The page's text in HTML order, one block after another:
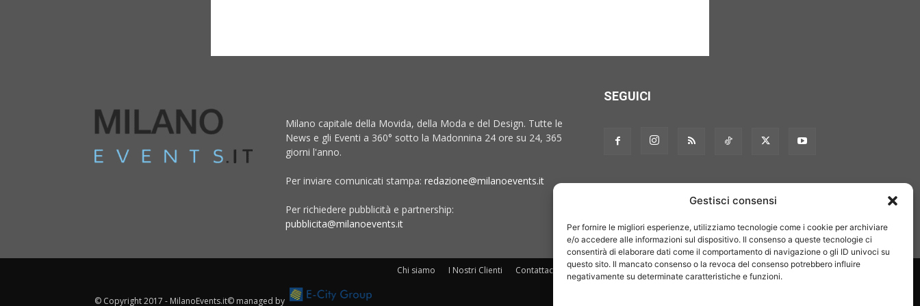
Gestisci consensi
Per fornire le migliori esperienze, utilizziamo tecnologie come i cookie per archiviare
e/o accedere alle informazioni sul dispositivo. Il consenso a queste tecnologie ci
consentirà di elaborare dati come il comportamento di navigazione o gli ID univoci su
questo sito. Il mancato consenso o la revoca del consenso potrebbero influire
negativamente su determinate caratteristiche e funzioni.
Milano capitale della Movida, della Moda e del Design. Tutte le
News e gli Eventi a 360° sotto la Madonnina 24 ore su 24, 365
giorni l'anno.
Per inviare comunicati stampa: redazione@milanoevents.it
Per richiedere pubblicità e partnership:
pubblicita@milanoevents.it
SEGUICI
Chi siamo I Nostri Clienti Contattaci Collabora con noi Pubblicità Privacy policy Linee editoriali
© Copyright 2017 - MilanoEvents.it© managed by